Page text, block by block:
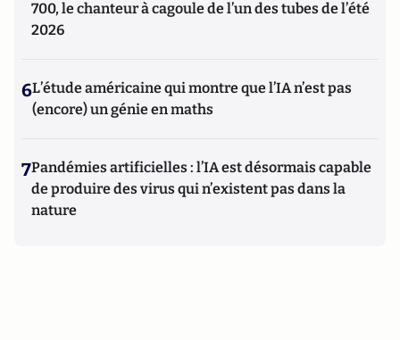
700, le chanteur à cagoule de l’un des tubes de l’été
2026
6L’étude américaine qui montre que l’IA n’est pas
(encore) un génie en maths
7Pandémies artificielles : l’IA est désormais capable
de produire des virus qui n’existent pas dans la
nature